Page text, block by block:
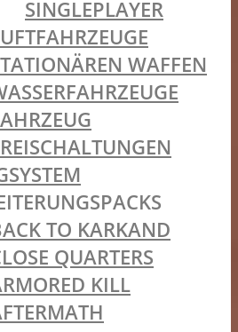
SINGLEPLAYER
WAFFEN
TO KARKAND
QUARTERS
KILL